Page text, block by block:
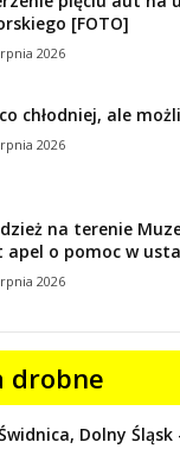
[FOTO]
2026
chłodniej, ale
2026
na terenie
apel o pomoc w
2026
drobne
Dolny Śląsk